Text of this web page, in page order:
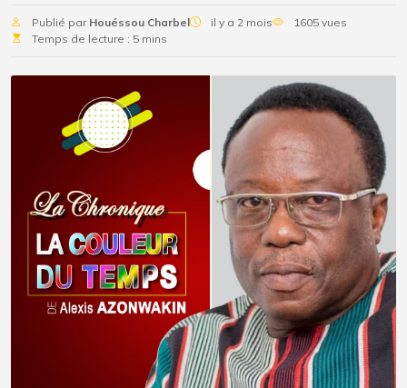
Publié par Houéssou Charbel il y a 2 mois
1605 vues
Temps de lecture : 5 mins